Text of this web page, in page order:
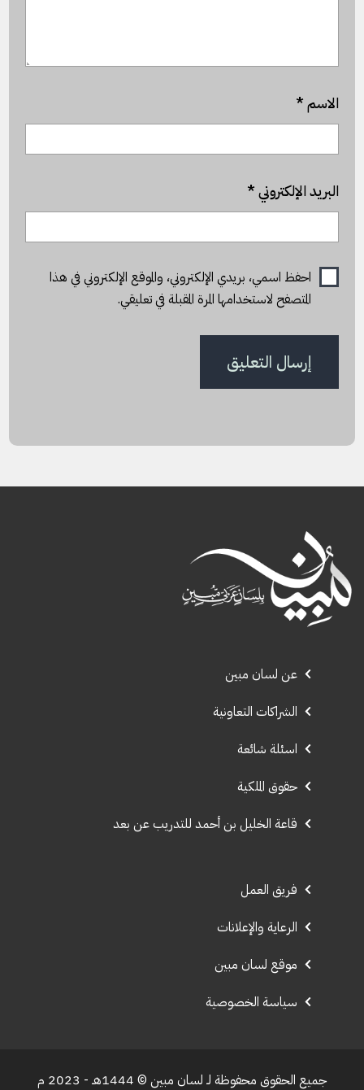
الاسم*
البريد الإلكتروني*
احفظ اسمي، بريدي الإلكتروني، والموقع الإلكتروني في هذا
المتصفح لاستخدامها المرة المقبلة في تعليقي.
عن لسان مبين
الشراكات التعاونية
اسئلة شائعة
حقوق الملكية
قاعة الخليل بن أحمد للتدريب عن بعد
فريق العمل
الرعاية والإعلانات
موقع لسان مبين
سياسة الخصوصية
جميع الحقوق محفوظة لـ لسان مبين © 1444هـ - 2023 م